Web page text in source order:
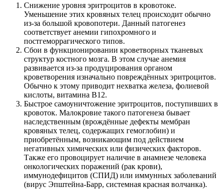
Снижение уровня эритроцитов в кровотоке.
Уменьшение этих кровяных телец происходит обычно
из-за большой кровопотери. Данный патогенез
соответствует анемии гипохромного и
постгеморрагического типов.
Сбои в функционировании кроветворных тканевых
структур костного мозга. В этом случае анемия
развивается из-за продуцирования органом
кроветворения изначально повреждённых эритроцитов.
Обычно к этому приводит нехватка железа, фолиевой
кислоты, витамина В12.
Быстрое самоуничтожение эритроцитов, поступивших в
кровоток. Малокровие такого патогенеза бывает
наследственным (врождённые дефекты мембран
кровяных телец, содержащих гемоглобин) и
приобретённым, возникающим под действием
негативных химических или физических факторов.
Также его провоцирует наличие в анамнезе человека
онкологических поражений (рак крови),
иммунодефицитов (СПИД) или иммунных заболеваний
(вирус Эпштейна-Барр, системная красная волчанка).